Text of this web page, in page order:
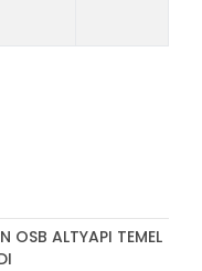
OSB ALTYAPI TEMEL